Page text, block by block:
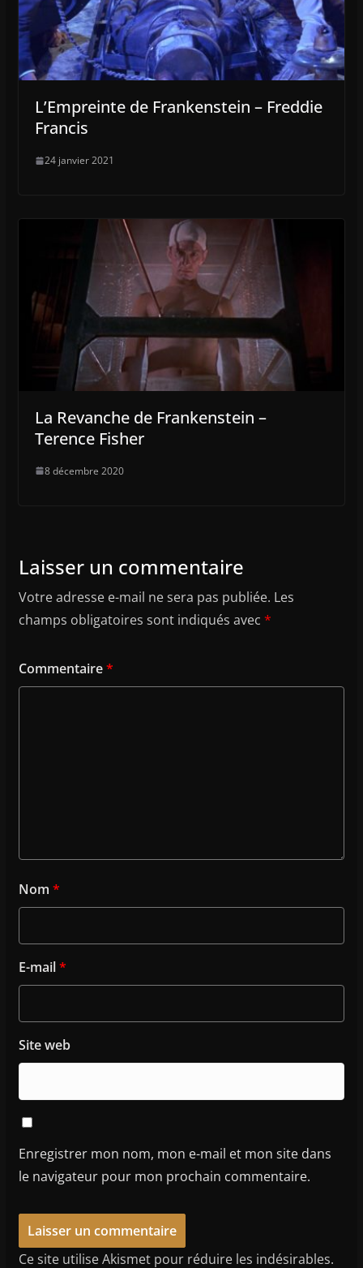
L’Empreinte de Frankenstein – Freddie
Francis
24 janvier 2021
La Revanche de Frankenstein –
Terence Fisher
8 décembre 2020
Laisser un commentaire
Votre adresse e-mail ne sera pas publiée. Les
champs obligatoires sont indiqués avec *
Commentaire*
Nom *
E-mail*
Site web
Enregistrer mon nom, mon e-mail et mon site dans
le navigateur pour mon prochain commentaire.
Ce site utilise Akismet pour réduire les indésirables.